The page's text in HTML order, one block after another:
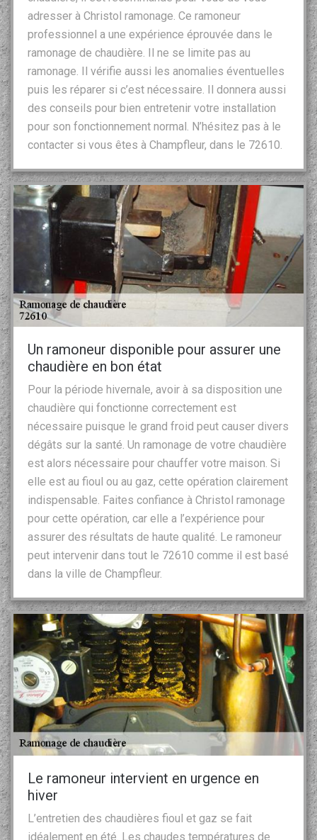
adresser à Christol ramonage. Ce ramoneur
professionnel a une expérience éprouvée dans le
ramonage de chaudière. Il ne se limite pas au
ramonage. Il vérifie aussi les anomalies éventuelles
puis les réparer si c’est nécessaire. Il donnera aussi
des conseils pour bien entretenir votre installation
pour son fonctionnement normal. N’hésitez pas à le
contacter si vous êtes à Champfleur, dans le 72610.
Un ramoneur disponible pour assurer une
chaudière en bon état
Pour la période hivernale, avoir à sa disposition une
chaudière qui fonctionne correctement est
nécessaire puisque le grand froid peut causer divers
dégâts sur la santé. Un ramonage de votre chaudière
est alors nécessaire pour chauffer votre maison. Si
elle est au fioul ou au gaz, cette opération clairement
indispensable. Faites confiance à Christol ramonage
pour cette opération, car elle a l’expérience pour
assurer des résultats de haute qualité. Le ramoneur
peut intervenir dans tout le 72610 comme il est basé
dans la ville de Champfleur.
Le ramoneur intervient en urgence en
hiver
L’entretien des chaudières fioul et gaz se fait
idéalement en été. Les chaudes températures de